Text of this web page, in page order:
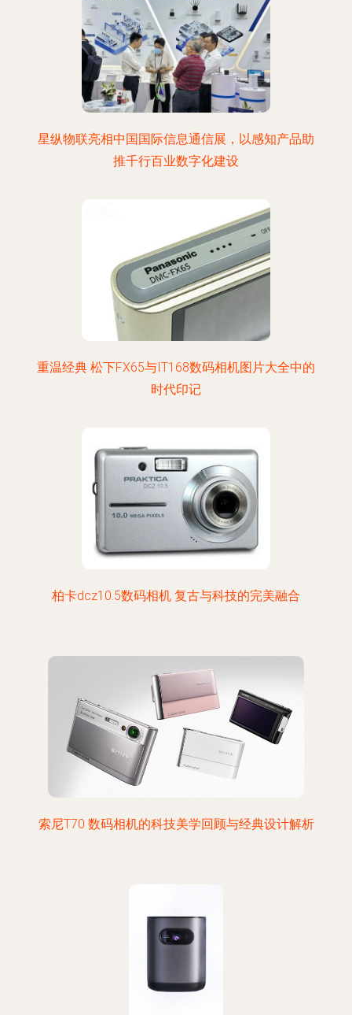
星纵物联亮相中国国际信息通信展，以感知产品助
推千行百业数字化建设
重温经典 松下FX65与IT168数码相机图片大全中的
时代印记
柏卡dcz10.5数码相机 复古与科技的完美融合
索尼T70 数码相机的科技美学回顾与经典设计解析